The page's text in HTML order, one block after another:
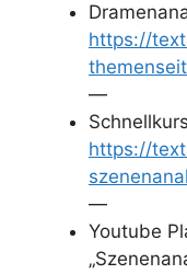
https://
—
https://
—
Youtube